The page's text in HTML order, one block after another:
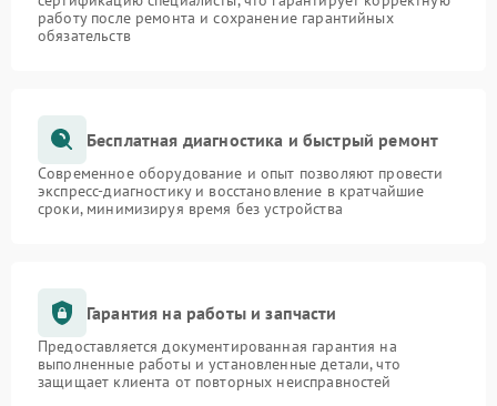
работу после ремонта и сохранение гарантийных
обязательств
Бесплатная диагностика и быстрый ремонт
Современное оборудование и опыт позволяют провести
экспресс-диагностику и восстановление в кратчайшие
сроки, минимизируя время без устройства
Гарантия на работы и запчасти
Предоставляется документированная гарантия на
выполненные работы и установленные детали, что
защищает клиента от повторных неисправностей